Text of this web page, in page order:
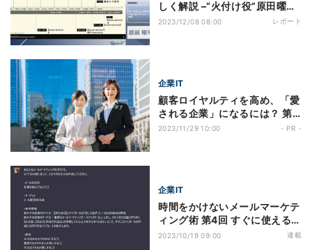
しく解説 –“火付け役”原田曜平
氏が語る特徴と流行
2023/12/08 08:00 レポート
企業IT
顧客ロイヤルティを高め、「愛
される企業」になるには？ 第1
回 顧客体験の深化に欠かせな
2023/11/29 10:00 - PR -
企業IT
時間をかけないメールマーケテ
ィング術 第4回 すぐに使える6
つの「AIプロンプト」を大公開
2023/10/19 09:00 連載